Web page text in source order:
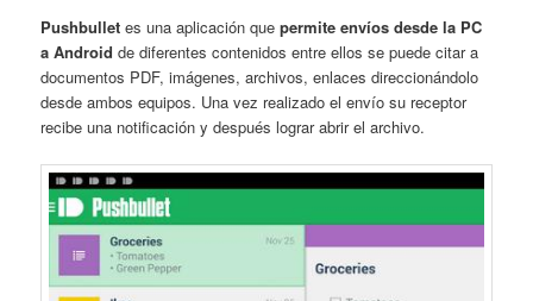
Pushbullet es una aplicación quepermite envíos desde la PC
a Android de diferentes contenidos entre ellos se puede citar a
documentos PDF, imágenes, archivos, enlaces direccionándolo
desde ambos equipos. Una vez realizado el envío su receptor
recibe una notificación y después lograr abrir el archivo.